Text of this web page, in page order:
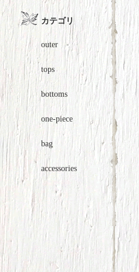
カテゴリ
outer
tops
bottoms
one-piece
bag
accessories